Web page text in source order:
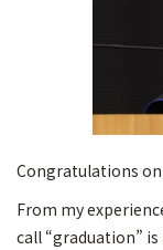
Congratulations
From my
call “graduation”